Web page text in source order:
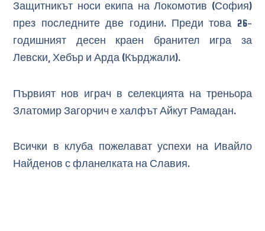
Защитникът носи екипа на Локомотив (София)
през последните две години. Преди това 26-
годишният десен краен бранител игра за
Левски, Хебър и Арда (Кърджали).
Първият нов играч в селекцията на треньора
Златомир Загорчич е халфът Айкут Рамадан.
Всички в клуба пожелават успехи на Ивайло
Найденов с фланелката на Славия.